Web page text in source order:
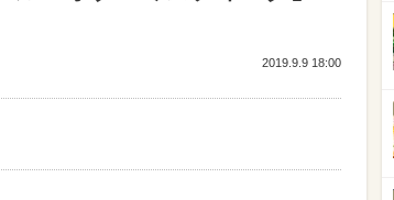
2019.9.9 18:00